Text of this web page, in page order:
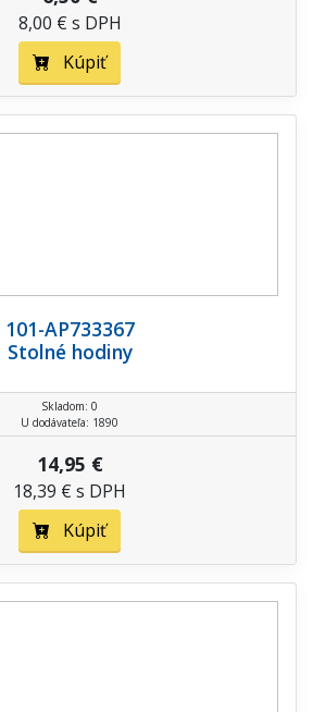
8,00 € s DPH
Kúpiť
101-AP733367
Stolné hodiny
Skladom: 0
U dodávateľa: 1890
14,95 €
18,39 € s DPH
Kúpiť